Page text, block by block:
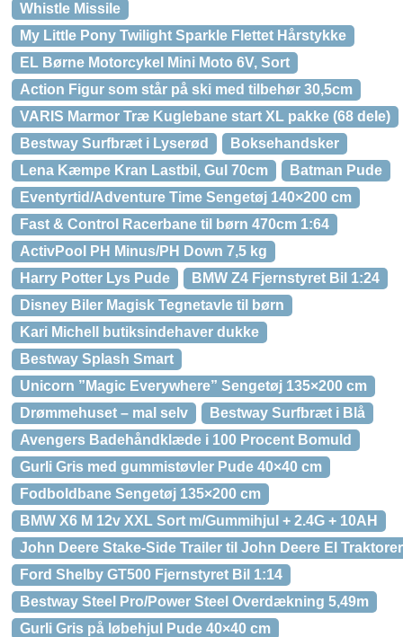
Whistle Missile
My Little Pony Twilight Sparkle Flettet Hårstykke
EL Børne Motorcykel Mini Moto 6V, Sort
Action Figur som står på ski med tilbehør 30,5cm
VARIS Marmor Træ Kuglebane start XL pakke (68 dele)
Bestway Surfbræt i Lyserød
Boksehandsker
Lena Kæmpe Kran Lastbil, Gul 70cm
Batman Pude
Eventyrtid/Adventure Time Sengetøj 140×200 cm
Fast & Control Racerbane til børn 470cm 1:64
ActivPool PH Minus/PH Down 7,5 kg
Harry Potter Lys Pude
BMW Z4 Fjernstyret Bil 1:24
Disney Biler Magisk Tegnetavle til børn
Kari Michell butiksindehaver dukke
Bestway Splash Smart
Unicorn ”Magic Everywhere” Sengetøj 135×200 cm
Drømmehuset – mal selv
Bestway Surfbræt i Blå
Avengers Badehåndklæde i 100 Procent Bomuld
Gurli Gris med gummistøvler Pude 40×40 cm
Fodboldbane Sengetøj 135×200 cm
BMW X6 M 12v XXL Sort m/Gummihjul + 2.4G + 10AH
John Deere Stake-Side Trailer til John Deere El Traktorer
Ford Shelby GT500 Fjernstyret Bil 1:14
Bestway Steel Pro/Power Steel Overdækning 5,49m
Gurli Gris på løbehjul Pude 40×40 cm